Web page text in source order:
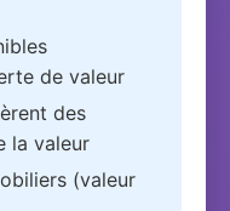
de valeur
des
la valeur
(valeur